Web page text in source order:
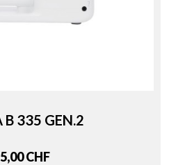
B 335 GEN.2
CHF